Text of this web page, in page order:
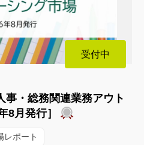
受付中
事・総務関連業務アウト
8月発行］
レポート